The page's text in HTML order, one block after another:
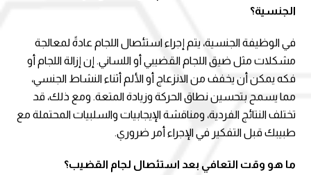
الجنسية؟
في الوظيفة الجنسية، يتم إجراء استئصال اللجام عادةً لمعالجة
مشكلات مثل ضيق اللجام القضيبي أو اللساني. إن إزالة اللجام أو
فكه يمكن أن يخفف من الانزعاج أو الألم أثناء النشاط الجنسي،
مما يسمح بتحسين نطاق الحركة وزيادة المتعة. ومع ذلك، قد
تختلف النتائج الفردية، ومناقشة الإيجابيات والسلبيات المحتملة مع
طبيبك قبل التفكير في الإجراء أمر ضروري.
ما هو وقت التعافي بعد استئصال لجام القضيب؟